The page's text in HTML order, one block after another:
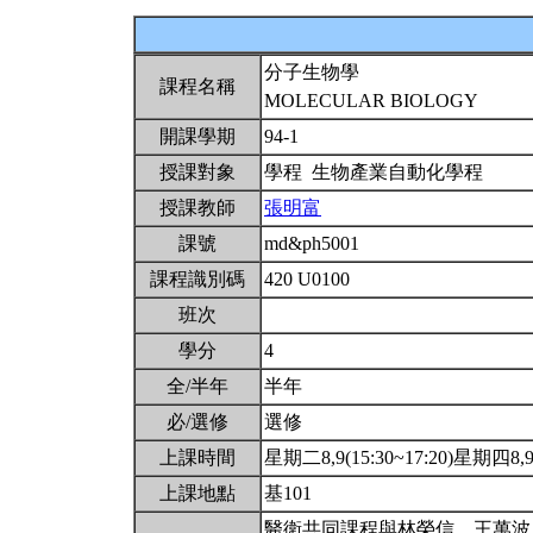
課程名稱
分子生物學
MOLECULAR BIOLOGY
開課學期
94-1
授課對象
學程 生物產業自動化學程
授課教師
張明富
課號
md&ph5001
課程識別碼
420 U0100
班次
學分
4
全/半年
半年
必/選修
選修
上課時間
星期二8,9(15:30~17:20)星期四
上課地點
基101
醫衛共同課程與林榮信、王萬